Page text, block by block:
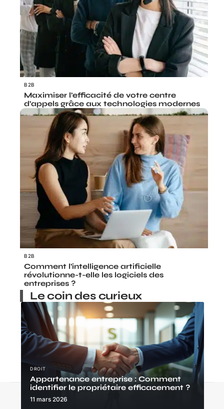
B2B
Maximiser l’efficacité de votre centre
d’appels grâce aux technologies modernes
B2B
Comment l’intelligence artificielle
révolutionne-t-elle les logiciels des
entreprises ?
Le coin des curieux
DROIT
Appartenance entreprise : Comment
identifier le propriétaire efficacement ?
11 mars 2026
Contact